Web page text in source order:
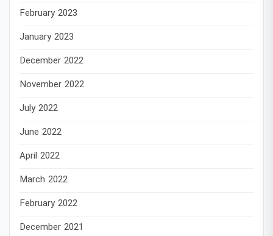
February 2023
January 2023
December 2022
November 2022
July 2022
June 2022
April 2022
March 2022
February 2022
December 2021